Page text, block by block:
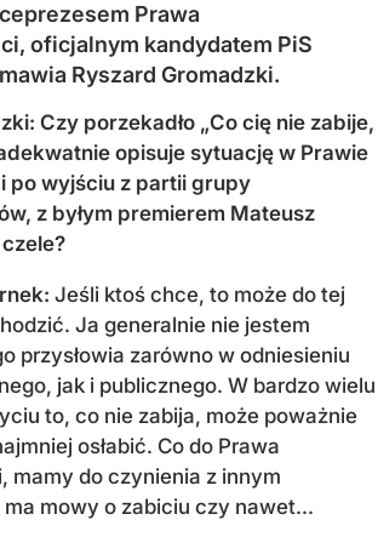
Prawa
oficjalnym kandydatem PiS
Ryszard Gromadzki.
Czy porzekadło „Co cię nie zabije,
opisuje sytuację w Prawie
po wyjściu z partii grupy
z byłym premierem Mateusz
Jeśli ktoś chce, to może do tej
Ja generalnie nie jestem
przysłowia zarówno w odniesieniu
jak i publicznego. W bardzo wielu
to, co nie zabija, może poważnie
osłabić. Co do Prawa
mamy do czynienia z innym
mowy o zabiciu czy nawet...